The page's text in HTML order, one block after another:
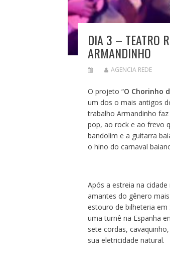
DIA 3 – TEATRO
ARMANDINHO
AGENCIA REDE
O projeto “O Chorinho
um dos o mais antigos
trabalho Armandinho
pop, ao rock e ao frevo
bandolim e a guitarra
o hino do carnaval
Após a estreia na
amantes do gênero
estouro de bilheteria em
uma turnê na Espanha
sete cordas,
sua eletricidade natural.